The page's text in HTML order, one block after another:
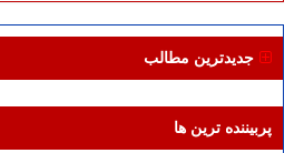
جدیدترین مطالب
پربیننده ترین ها